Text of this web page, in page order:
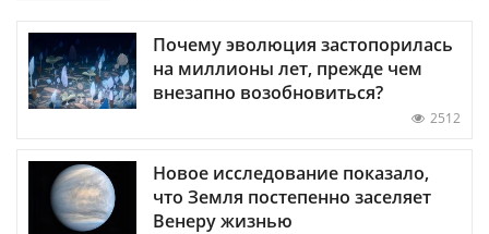
Почему эволюция застопорилась
на миллионы лет, прежде чем
внезапно возобновиться?
2512
Новое исследование показало,
что Земля постепенно заселяет
Венеру жизнью